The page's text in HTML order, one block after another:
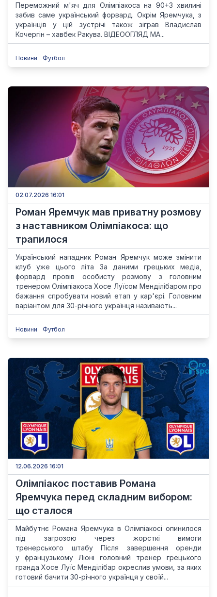
Переможний м'яч для Олімпіакоса на 90+3 хвилині
забив саме український форвард. Окрім Яремчука, з
українців у цій зустрічі також зіграв Владислав
Кочергін – хавбек Ракува. ВІДЕООГЛЯД МА...
Новини Футбол
02.07.2026 16:01
Роман Яремчук мав приватну розмову
з наставником Олімпіакоса: що
трапилося
Український нападник Роман Яремчук може змінити
клуб уже цього літа За даними грецьких медіа,
форвард провів особисту розмову з головним
тренером Олімпіакоса Хосе Луїсом Менділібаром про
бажання спробувати новий етап у кар'єрі. Головним
варіантом для 30-річного українця називають...
Новини Футбол
12.06.2026 16:01
Олімпіакос поставив Романа
Яремчука перед складним вибором:
що сталося
Майбутнє Романа Яремчука в Олімпіакосі опинилося
під загрозою через жорсткі вимоги
тренерського штабу Після завершення оренди
у французькому Ліоні головний тренер грецького
гранда Хосе Луїс Менділібар окреслив умови, за яких
готовий бачити 30-річного українця у своїй...